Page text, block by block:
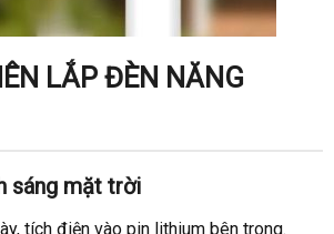
LẮP ĐÈN NĂNG
sáng mặt trời
tích điện vào pin lithium bên trong.